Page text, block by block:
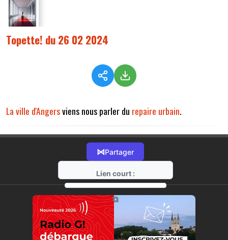
Topette! du 26 02 2024
La ville d'Angersviens nous parler du repaire urbain.
⋈Partager
Lien court :
https://radio-g.fr?14002
⧉